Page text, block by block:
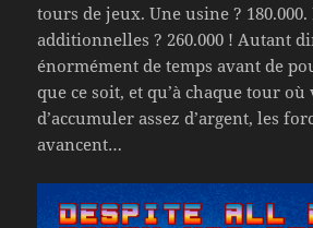
tours de jeux. Une usine ? 180.000.
additionnelles ? 260.000 ! Autant
énormément de temps avant de
que ce soit, et qu’à chaque tour où
d’accumuler assez d’argent, les
avancent…